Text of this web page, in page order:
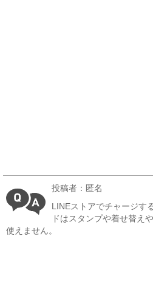
投稿者：匿名
LINEストアでチャージす
ドはスタンプや着せ替え
使えません。